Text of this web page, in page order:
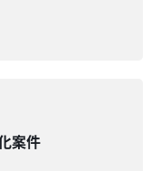
案件